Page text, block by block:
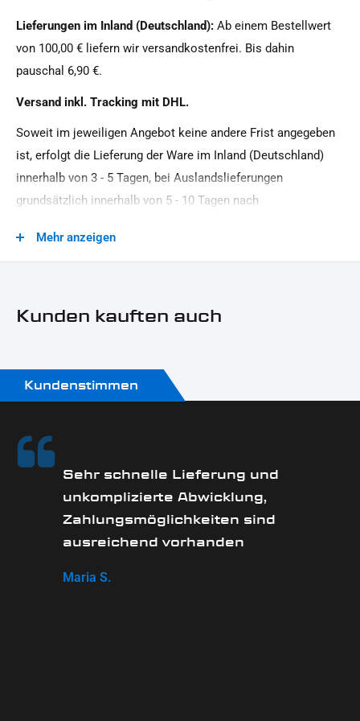
Material:
Modellreihe:
Universal Modellreihe
Motorradmarke:
SMD
Lieferungen im Inland (Deutschland): Ab einem Bestellwert
von 100,00 € liefern wir versandkostenfrei. Bis dahin
pauschal 6,90 €.
Versand inkl. Tracking mit DHL.
Soweit im jeweiligen Angebot keine andere Frist angegeben
ist, erfolgt die Lieferung der Ware im Inland (Deutschland)
innerhalb von 3 - 5 Tagen, bei Auslandslieferungen
grundsätzlich innerhalb von 5 - 10 Tagen nach
Zeitpunkt Ihrer Zahlungsanweisung).Beachten Sie, dass an
Mehr anzeigen
Kunden kauften auch
Kundenstimmen
Sehr schnelle Lieferung und
unkomplizierte Abwicklung,
Zahlungsmöglichkeiten sind
ausreichend vorhanden
Maria S.